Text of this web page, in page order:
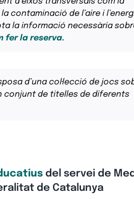
contaminació de l’aire i
la informació necessària
fer la reserva.
d’una col·lecció de jocs
conjunt de titelles de diferents
del servei de
de Catalunya